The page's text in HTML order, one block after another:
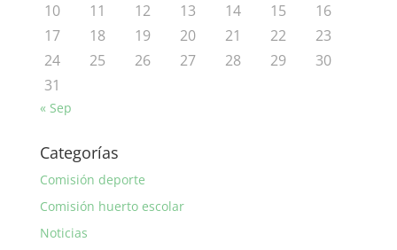
10
11 12 13 14 15
16
17
18 19 20 21 22
23
24
25 26 27 28 29
30
31
« Sep
Categorías
Comisión deporte
Comisión huerto escolar
Noticias